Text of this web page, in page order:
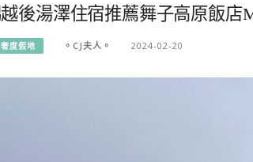
後湯澤住宿推薦舞子高原飯店
度假地 。CJ夫人。 2024-02-20